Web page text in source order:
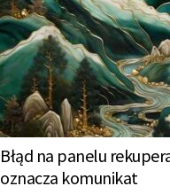
Błąd na panelu
oznacza komunikat